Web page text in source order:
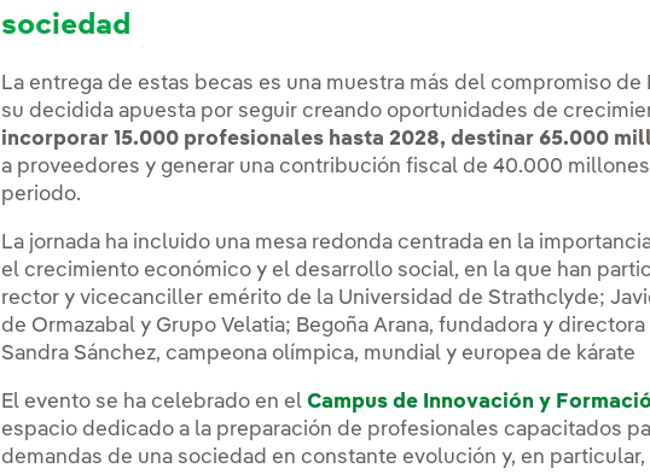
sociedad
La entrega de estas becas es una muestra más del compromiso
su decidida apuesta por seguir creando oportunidades de
incorporar 15.000 profesionales hasta 2028, destinar 65.000
a proveedores y generar una contribución fiscal de 40.000
periodo.
La jornada ha incluido una mesa redonda centrada en la
el crecimiento económico y el desarrollo social, en la que han
rector y vicecanciller emérito de la Universidad de Strathclyde;
de Ormazabal y Grupo Velatia; Begoña Arana, fundadora y
Sandra Sánchez, campeona olímpica, mundial y europea de kárate
El evento se ha celebrado en elCampus de Innovación y
espacio dedicado a la preparación de profesionales capacitados
demandas de una sociedad en constante evolución y, en